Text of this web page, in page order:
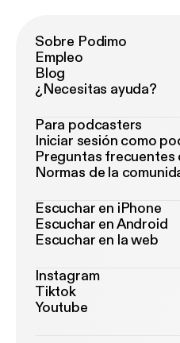
Sobre Podimo
Empleo
Blog
¿Necesitas ayuda?
Para podcasters
Iniciar sesión como
Preguntas frecuentes
Normas de la
Escuchar en iPhone
Escuchar en Android
Escuchar en la web
Instagram
Tiktok
Youtube